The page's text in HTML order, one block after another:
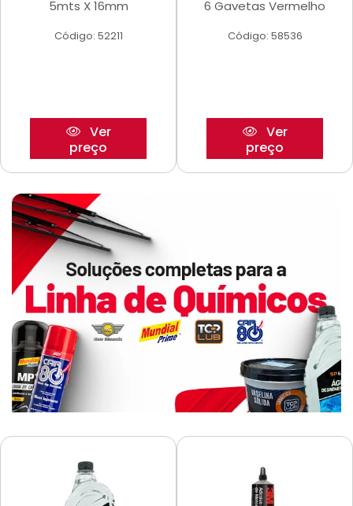
5mts X 16mm
Código: 52211
Ver
preço
6 Gavetas Vermelho
Código: 58536
Ver
preço